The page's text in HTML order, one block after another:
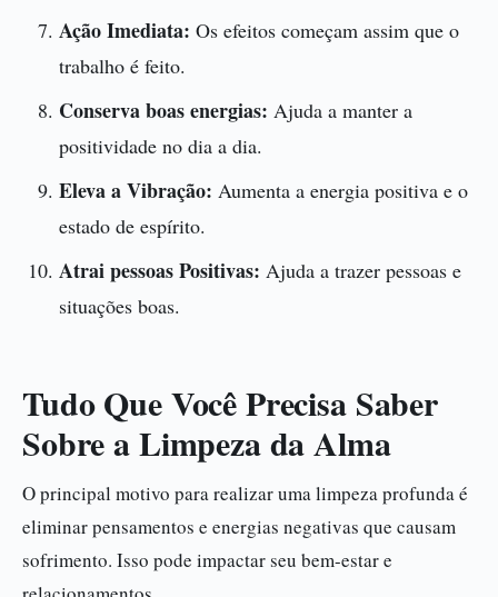
Ação Imediata: Os efeitos começam assim que o
trabalho é feito.
Conserva boas energias: Ajuda a manter a
positividade no dia a dia.
Eleva a Vibração: Aumenta a energia positiva e o
estado de espírito.
Atrai pessoas Positivas: Ajuda a trazer pessoas e
situações boas.
Tudo Que Você Precisa Saber
Sobre a Limpeza da Alma
O principal motivo para realizar uma limpeza profunda é
eliminar pensamentos e energias negativas que causam
sofrimento. Isso pode impactar seu bem-estar e